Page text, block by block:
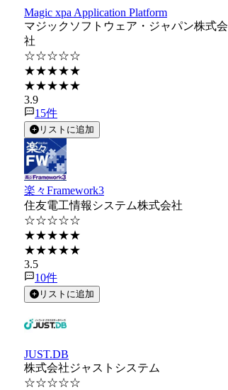
Magic xpa Application Platform
マジックソフトウェア・ジャパン株式会
社
☆☆☆☆☆
★★★★★
★★★★★
3.9
15件
リストに追加
楽々Framework3
住友電工情報システム株式会社
☆☆☆☆☆
★★★★★
★★★★★
3.5
10件
リストに追加
JUST.DB
株式会社ジャストシステム
☆☆☆☆☆